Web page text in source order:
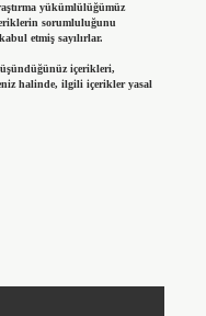
yükümlülüğümüz
sorumluluğunu
etmiş sayılırlar.
içerikleri,
halinde, ilgili içerikler yasal